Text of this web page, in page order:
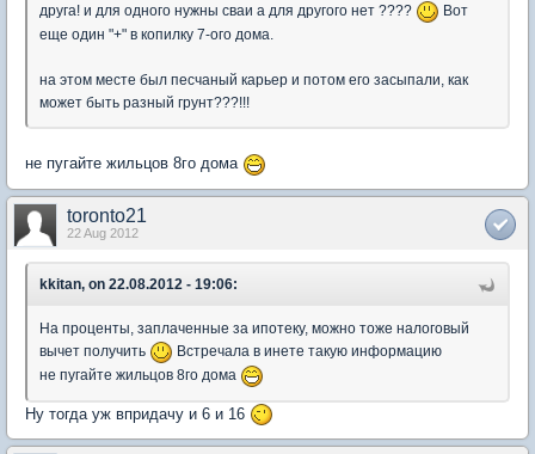
друга! и для одного нужны сваи а для другого нет ????
Вот
еще один "+" в копилку 7-ого дома.
на этом месте был песчаный карьер и потом его засыпали, как
может быть разный грунт???!!!
не пугайте жильцов 8го дома
toronto21
22 Aug 2012
kkitan, on 22.08.2012 - 19:06:
На проценты, заплаченные за ипотеку, можно тоже налоговый
вычет получить
Встречала в инете такую информацию
не пугайте жильцов 8го дома
Ну тогда уж впридачу и 6 и 16